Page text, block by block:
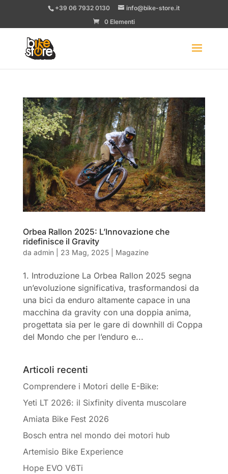
+39 06 7932 0130
info@bike-store.it
0 Elementi
Orbea Rallon 2025: L’Innovazione che
ridefinisce il Gravity
da admin| 23 Mag, 2025| Magazine
1. Introduzione La Orbea Rallon 2025 segna
un’evoluzione significativa, trasformandosi da
una bici da enduro altamente capace in una
macchina da gravity con una doppia anima,
progettata sia per le gare di downhill di Coppa
del Mondo che per l’enduro e...
Articoli recenti
Comprendere i Motori delle E-Bike:
Yeti LT 2026: il Sixfinity diventa muscolare
Amiata Bike Fest 2026
Bosch entra nel mondo dei motori hub
Artemisio Bike Experience
Hope EVO V6Ti